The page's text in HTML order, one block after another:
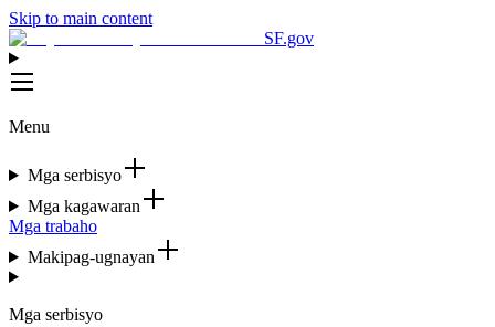
Skip to main content
SF.gov
Menu
Mga serbisyo
Mga kagawaran
Mga trabaho
Makipag-ugnayan
Mga serbisyo